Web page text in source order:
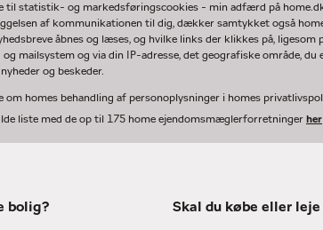
til statistik- og markedsføringscookies - min adfærd på
af kommunikationen til dig, dækker samtykket også
åbnes og læses, og hvilke links der klikkes på,
mailsystem og via din IP-adresse, det geografiske område,
og beskeder.
om homes behandling af personoplysninger i homes
liste med de op til 175 home ejendomsmæglerforretninger her
bolig? Skal du købe eller